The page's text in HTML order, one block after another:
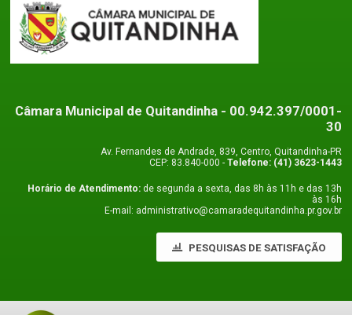
Câmara Municipal de Quitandinha- 00.942.397/0001-
30
Av. Fernandes de Andrade, 839, Centro, Quitandinha-PR
CEP: 83.840-000 - Telefone: (41) 3623-1443
Horário de Atendimento:de segunda a sexta, das 8h às 11h e das 13h
às 16h
E-mail: administrativo@camaradequitandinha.pr.gov.br
PESQUISAS DE SATISFAÇÃO